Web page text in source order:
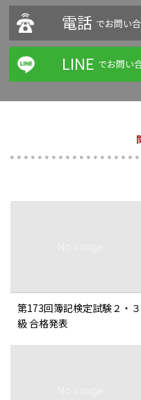
電話 でお問い
LINE でお問い
第173回簿記検定試験２・３
級 合格発表